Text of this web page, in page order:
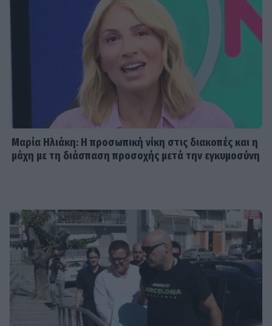
Μαρία Ηλιάκη: Η προσωπική νίκη στις διακοπές και η
μάχη με τη διάσπαση προσοχής μετά την εγκυμοσύνη